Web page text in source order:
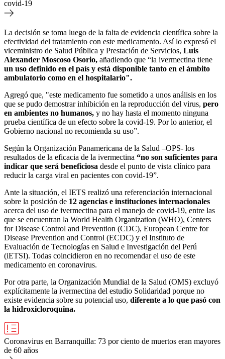
covid-19
La decisión se toma luego de la falta de evidencia científica sobre la
efectividad del tratamiento con este medicamento. Así lo expresó el
viceministro de Salud Pública y Prestación de Servicios, Luis
Alexander Moscoso Osorio, añadiendo que “la ivermectina tiene
un uso definido en el país y está disponible tanto en el ámbito
ambulatorio como en el hospitalario".
Agregó que, "este medicamento fue sometido a unos análisis en los
que se pudo demostrar inhibición en la reproducción del virus, pero
en ambientes no humanos, y no hay hasta el momento ninguna
prueba científica de un efecto sobre la covid-19. Por lo anterior, el
Gobierno nacional no recomienda su uso”.
Según la Organización Panamericana de la Salud –OPS- los
resultados de la eficacia de la ivermectina “no son suficientes para
indicar que será beneficiosa desde el punto de vista clínico para
reducir la carga viral en pacientes con covid-19”.
Ante la situación, el IETS realizó una referenciación internacional
sobre la posición de 12 agencias e instituciones internacionales
acerca del uso de ivermectina para el manejo de covid-19, entre las
que se encuentran la World Health Organization (WHO), Centers
for Disease Control and Prevention (CDC), European Centre for
Disease Prevention and Control (ECDC) y el Instituto de
Evaluación de Tecnologías en Salud e Investigación del Perú
(iETSI). Todas coincidieron en no recomendar el uso de este
medicamento en coronavirus.
Por otra parte, la Organización Mundial de la Salud (OMS) excluyó
explícitamente la ivermectina del estudio Solidaridad porque no
existe evidencia sobre su potencial uso, diferente a lo que pasó con
la hidroxicloroquina.
Coronavirus en Barranquilla: 73 por ciento de muertos eran mayores
de 60 años